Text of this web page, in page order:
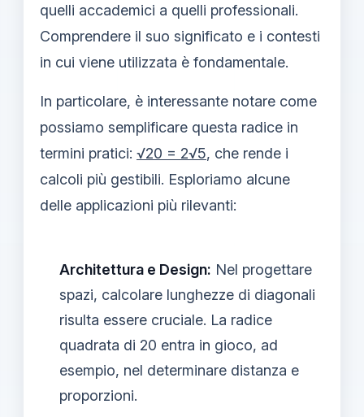
quelli accademici a quelli professionali.
Comprendere il suo significato e i contesti
in cui viene utilizzata è fondamentale.
In particolare, è interessante notare come
possiamo semplificare questa radice in
termini pratici: √20 = 2√5, che rende i
calcoli più gestibili. Esploriamo alcune
delle applicazioni più rilevanti:
Architettura e Design: Nel progettare
spazi, calcolare lunghezze di diagonali
risulta essere cruciale. La radice
quadrata di 20 entra in gioco, ad
esempio, nel determinare distanza e
proporzioni.